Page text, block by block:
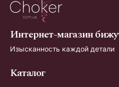
Интернет-магазин
Изысканность каждой детали
Каталог